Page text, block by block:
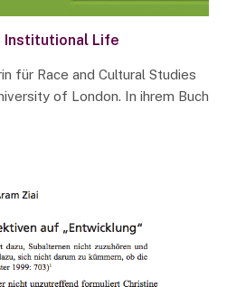
Institutional Life
für Race and Cultural Studies
of London. In ihrem Buch